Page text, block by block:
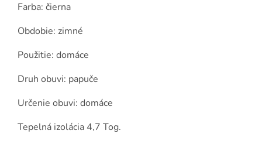
Farba: čierna
Obdobie: zimné
Použitie: domáce
Druh obuvi: papuče
Určenie obuvi: domáce
Tepelná izolácia 4,7 Tog.